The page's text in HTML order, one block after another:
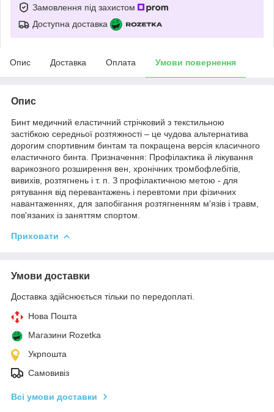
Замовлення під захистом
Доступна доставка
Опис Доставка Оплата Умови повернення
Опис
Бинт медичний еластичний стрічковий з текстильною
застібкою середньої розтяжності – це чудова альтернатива
дорогим спортивним бинтам та покращена версія класичного
еластичного бинта. Призначення: Профілактика й лікування
варикозного розширення вен, хронічних тромбофлебітів,
вивихів, розтягнень і т. п. З профілактичною метою - для
рятування від перевантажень і перевтоми при фізичних
навантаженнях, для запобігання розтягненням м'язів і травм,
пов'язаних із заняттям спортом.
Приховати
Умови доставки
Доставка здійснюється тільки по передоплаті.
Нова Пошта
Магазини Rozetka
Укрпошта
Самовивіз
Всі умови доставки